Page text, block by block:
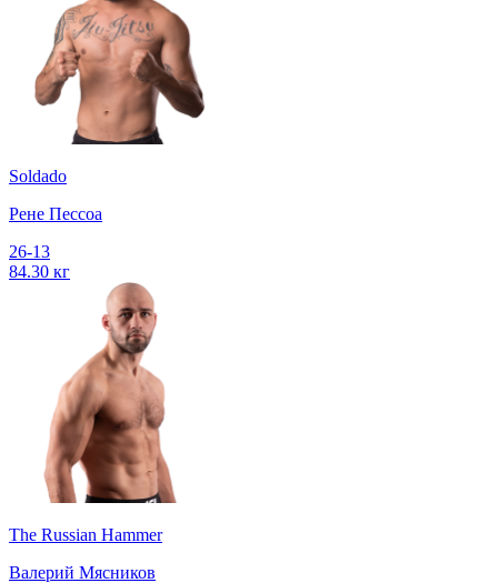
Soldado
Рене Пессоа
26-13
84.30 кг
The Russian Hammer
Валерий Мясников